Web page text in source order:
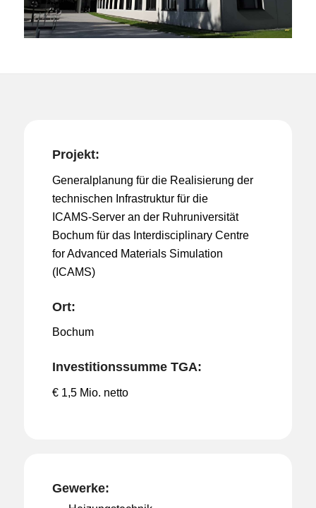
Projekt:
Generalplanung für die Realisierung der
technischen Infrastruktur für die
ICAMS-Server an der Ruhruniversität
Bochum für das Interdisciplinary Centre
for Advanced Materials Simulation
(ICAMS)
Ort:
Bochum
Investitionssumme TGA:
€ 1,5 Mio. netto
Gewerke: